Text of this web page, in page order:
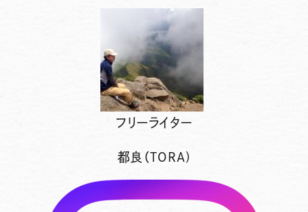
フリーライター
都良（TORA)